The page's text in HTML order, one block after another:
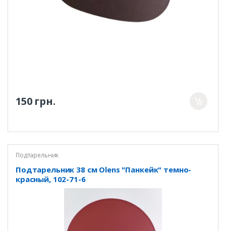
150 грн.
Подтарельник
Подтарельник 38 см Olens "Панкейк" темно-
красный, 102-71-6